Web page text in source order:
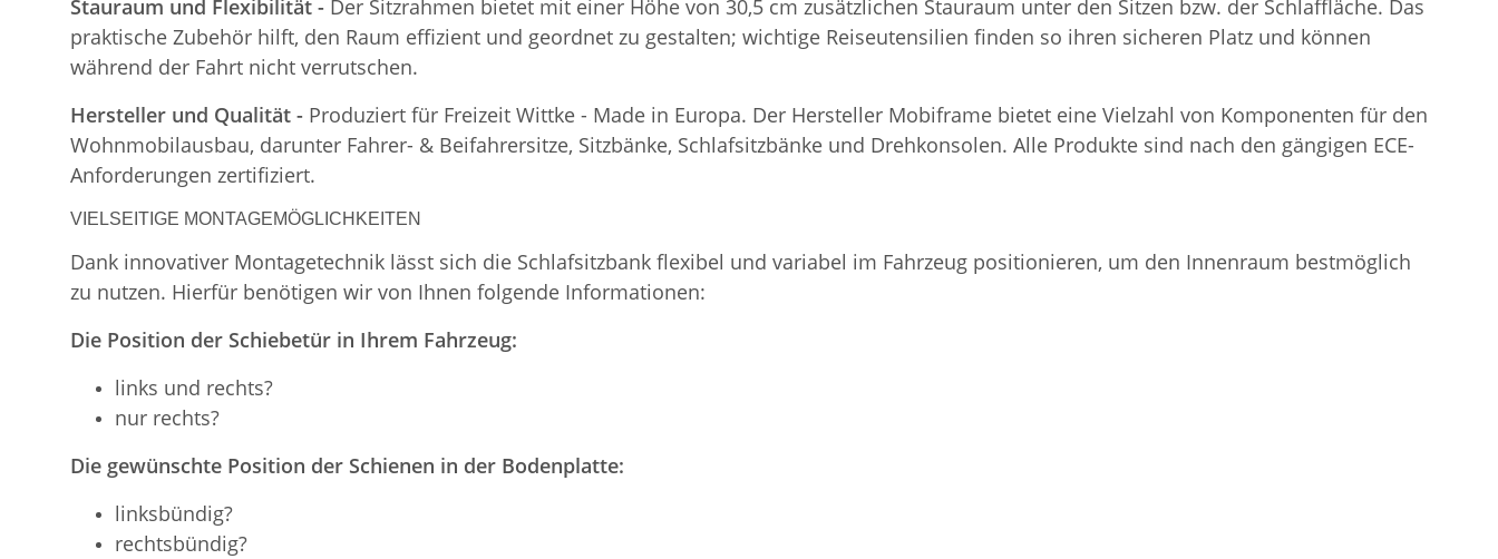
Stauraum und Flexibilität - Der Sitzrahmen bietet mit einer Höhe von 30,5 cm zusätzlichen Stauraum unter den Sitzen bzw. der Schlaffläche. Das
praktische Zubehör hilft, den Raum effizient und geordnet zu gestalten; wichtige Reiseutensilien finden so ihren sicheren Platz und können
während der Fahrt nicht verrutschen.
Hersteller und Qualität - Produziert für Freizeit Wittke - Made in Europa. Der Hersteller Mobiframe bietet eine Vielzahl von Komponenten für den
Wohnmobilausbau, darunter Fahrer- & Beifahrersitze, Sitzbänke, Schlafsitzbänke und Drehkonsolen. Alle Produkte sind nach den gängigen ECE-
Anforderungen zertifiziert.
VIELSEITIGE MONTAGEMÖGLICHKEITEN
Dank innovativer Montagetechnik lässt sich die Schlafsitzbank flexibel und variabel im Fahrzeug positionieren, um den Innenraum bestmöglich
zu nutzen. Hierfür benötigen wir von Ihnen folgende Informationen:
Die Position der Schiebetür in Ihrem Fahrzeug:
links und rechts?
nur rechts?
Die gewünschte Position der Schienen in der Bodenplatte:
linksbündig?
rechtsbündig?